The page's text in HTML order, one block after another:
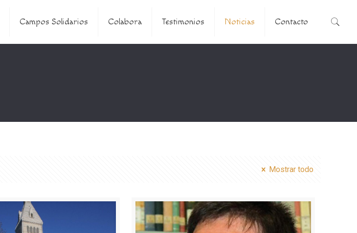
Campos Solidarios Colabora Testimonios Noticias Contacto
Mostrar todo